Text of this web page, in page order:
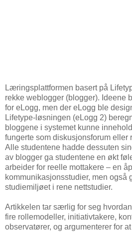
Læringsplattformen basert på
rekke weblogger (blogger). Ideene
for eLogg, men der eLogg ble
Lifetype-løsningen (eLogg 2)
bloggene i systemet kunne
fungerte som diskusjonsforum eller
Alle studentene hadde dessuten
av blogger ga studentene en økt
arbeider for reelle mottakere – en
kommunikasjonsstudier, men også
studiemiljøet i rene nettstudier.
Artikkelen tar særlig for seg
fire rollemodeller, initiativtakere,
observatører, og argumenterer for